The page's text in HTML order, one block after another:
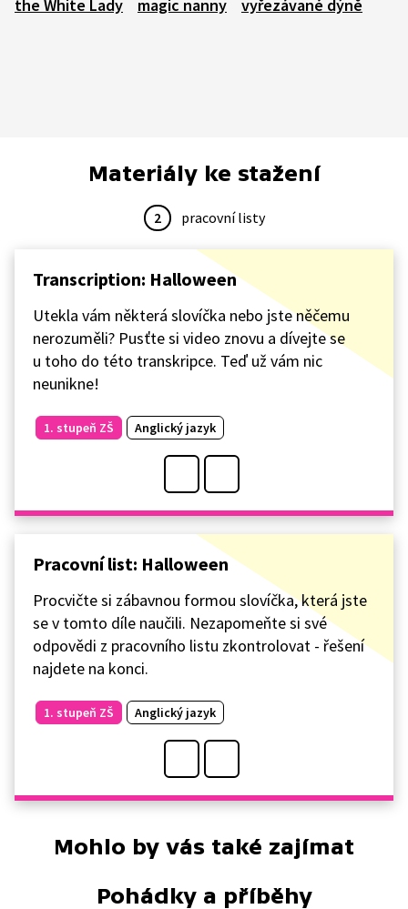
the White Lady
magic nanny vyřezávané dýně
Materiály ke stažení
2 pracovní listy
Transcription: Halloween
Utekla vám některá slovíčka nebo jste něčemu
nerozuměli? Pusťte si video znovu a dívejte se
u toho do této transkripce. Teď už vám nic
neunikne!
1. stupeň ZŠ Anglický jazyk
Pracovní list: Halloween
Procvičte si zábavnou formou slovíčka, která jste
se v tomto díle naučili. Nezapomeňte si své
odpovědi z pracovního listu zkontrolovat - řešení
najdete na konci.
1. stupeň ZŠ Anglický jazyk
Mohlo by vás také zajímat
Pohádky a příběhy